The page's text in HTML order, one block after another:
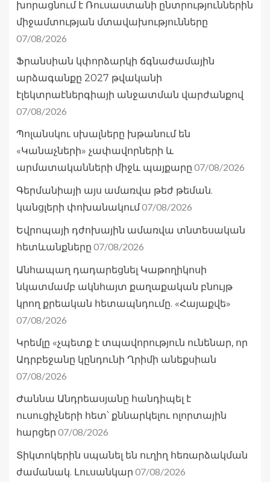
խորացնում է Ռուսաստանի ընտրություններին
միջամտության մտավախությունները
07/08/2026
Ֆրանսիան կփորձարկի ճգնաժամային
արձագանքը 2027 թվականի
էլեկտրաէներգիայի անջատման վարժանքով
07/08/2026
Պոլանսկու սխալները խթանում են
«Կանաչների» չափավորների և
արմատականների միջև պայքարը 07/08/2026
Գերմանիայի այս ամառվա թեժ թեման.
կանցլերի փոխանակում07/08/2026
Եվրոպայի դժոխային ամառվա տնտեսական
հետևանքները 07/08/2026
Անհապաղ դադարեցնել Կաթողիկոսի
նկատմամբ ակնհայտ քաղաքական բնույթ
կրող քրեական հետապնդումը. «Հայաքվե»
07/08/2026
Կրեմլը «չպետք է տպավորություն ունենար, որ
Ադրբեջանը կընդունի Ղրիմի անեքսիան
07/08/2026
Ժաննա Անդրեասյանը հանդիպել է
ուսուցիչների հետ՝ քննարկելու ոլորտային
հարցեր 07/08/2026
Տիկտոկերին սպանել են ուղիղ հեռարձակման
ժամանակ. Լուսանկար 07/08/2026